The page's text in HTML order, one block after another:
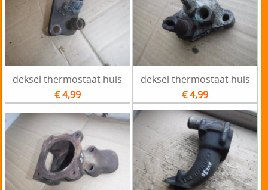
deksel thermostaat huis
€ 4,99
deksel thermostaat huis
€ 4,99